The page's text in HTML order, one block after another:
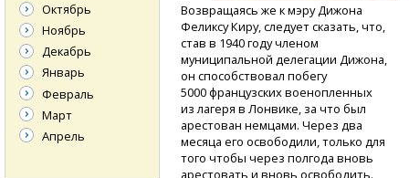
Возвращаясь же к мэру Дижона
Феликсу Киру, следует сказать, что,
став в 1940 году членом
муниципальной делегации Дижона,
он способствовал побегу
5000 французских военопленных
из лагеря в Лонвике, за что был
арестован немцами. Через два
месяца его освободили, только для
того чтобы через полгода вновь
Октябрь
Ноябрь
Декабрь
Январь
Февраль
Март
Апрель